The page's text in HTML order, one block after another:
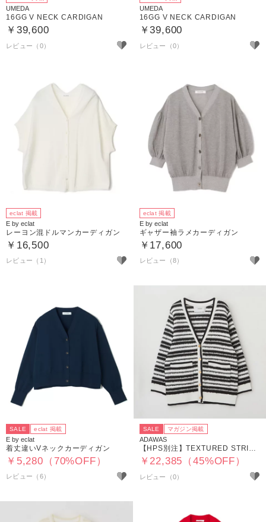
UMEDA
16GG V NECK CARDIGAN
￥39,600
UMEDA
16GG V NECK CARDIGAN
￥39,600
eclat 掲載
E by eclat
レーヨン混ドルマンカーディガン
￥16,500
レビュー（1）
eclat 掲載
E by eclat
ギャザー袖ラメカーディガン
￥17,600
レビュー（8）
SALE eclat 掲載
E by eclat
着丈違いVネックカーディガン
￥5,280（70%OFF）
レビュー（6）
SALE マガジン掲載
ADAWAS
￥22,385（45%OFF）